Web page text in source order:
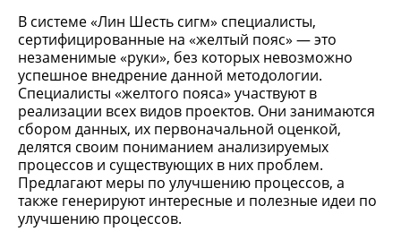
В системе «Лин Шесть сигм» специалисты,
сертифицированные на «желтый пояс» — это
незаменимые «руки», без которых невозможно
успешное внедрение данной методологии.
Специалисты «желтого пояса» участвуют в
реализации всех видов проектов. Они занимаются
сбором данных, их первоначальной оценкой,
делятся своим пониманием анализируемых
процессов и существующих в них проблем.
Предлагают меры по улучшению процессов, а
также генерируют интересные и полезные идеи по
улучшению процессов.